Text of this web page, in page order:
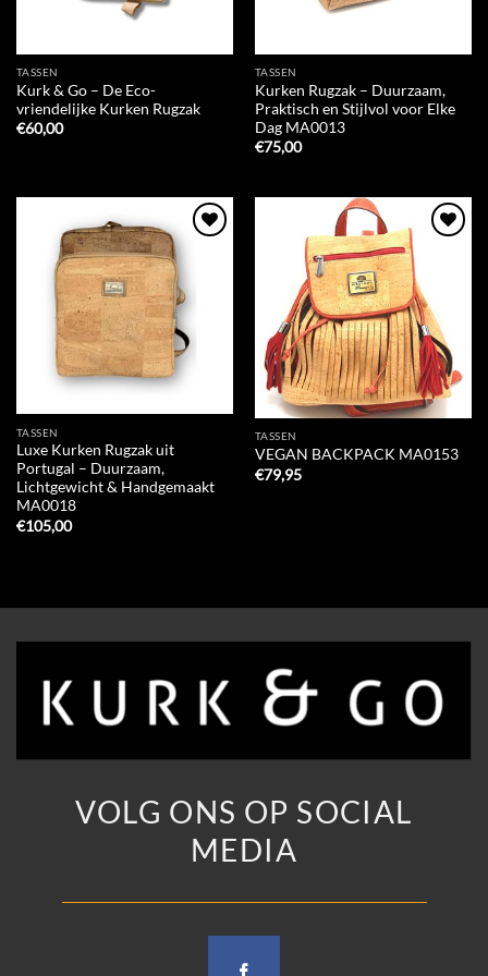
TASSEN
Kurk & Go – De Eco-
vriendelijke Kurken Rugzak
€60,00
TASSEN
Kurken Rugzak – Duurzaam,
Praktisch en Stijlvol voor Elke
Dag MA0013
€75,00
Wishlist
TASSEN
Luxe Kurken Rugzak uit
Portugal – Duurzaam,
Lichtgewicht & Handgemaakt
MA0018
€105,00
TASSEN
VEGAN BACKPACK MA0153
€79,95
VOLG ONS OP SOCIAL
MEDIA